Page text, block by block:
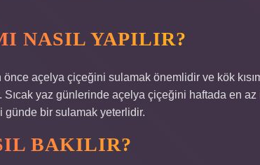
NASIL YAPILIR?
açelya çiçeğini sulamak önemlidir ve kök
Sıcak yaz günlerinde açelya çiçeğini haftada en
günde bir sulamak yeterlidir.
BAKILIR?